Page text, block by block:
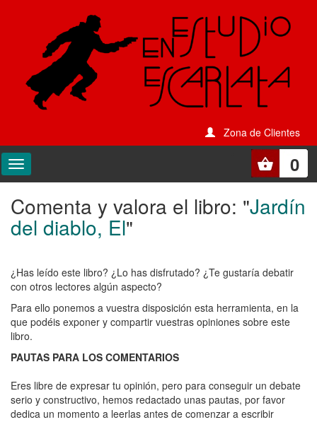
Zona de Clientes
0
Comenta
y
valora
el
libro:
Jardín
del
diablo,
El
Comenta y valora el libro: "Jardín
del diablo, El"
¿Has leído este libro? ¿Lo has disfrutado? ¿Te gustaría debatir
con otros lectores algún aspecto?
Para ello ponemos a vuestra disposición esta herramienta, en la
que podéis exponer y compartir vuestras opiniones sobre este
libro.
PAUTAS PARA LOS COMENTARIOS
Eres libre de expresar tu opinión, pero para conseguir un debate
serio y constructivo, hemos redactado unas pautas, por favor
dedica un momento a leerlas antes de comenzar a escribir